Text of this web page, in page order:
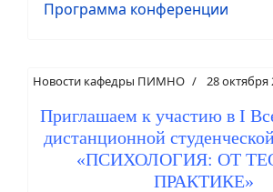
Программа конференции
Новости кафедры ПИМНО 28 октября
Приглашаем к участию в I
дистанционной
«ПСИХОЛОГИЯ: ОТ
ПРАКТИКЕ»